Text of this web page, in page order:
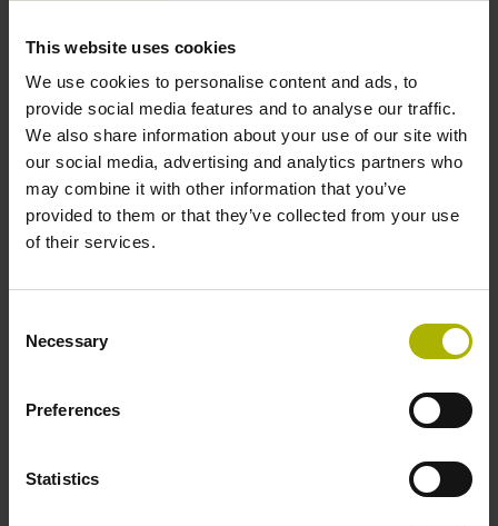
This website uses cookies
We use cookies to personalise content and ads, to
provide social media features and to analyse our traffic.
We also share information about your use of our site with
our social media, advertising and analytics partners who
may combine it with other information that you’ve
provided to them or that they’ve collected from your use
of their services.
Selection
Necessary
Preferences
Statistics
Voor zeer dynamische toepassingen: zeer hoge
toerentallen tot 2600 min-1
Minimaal gewicht: tastkop 5 g, gradenboog vanaf
57 g
Daardoor zijn de modulaire hoekmeetsystemen van de
serie ERP 1000 bijzonder geschikt voor toepassingen
waarbij het aankomt op een bijzonder constante
stilstand.
De flexibele integratie in de klantspecifieke toepassing
Grote verscheidenheid aan varianten: gradenbogen
met een diameter van 57 mm, 75 mm, 109 mm en
segmentuitvoeringen